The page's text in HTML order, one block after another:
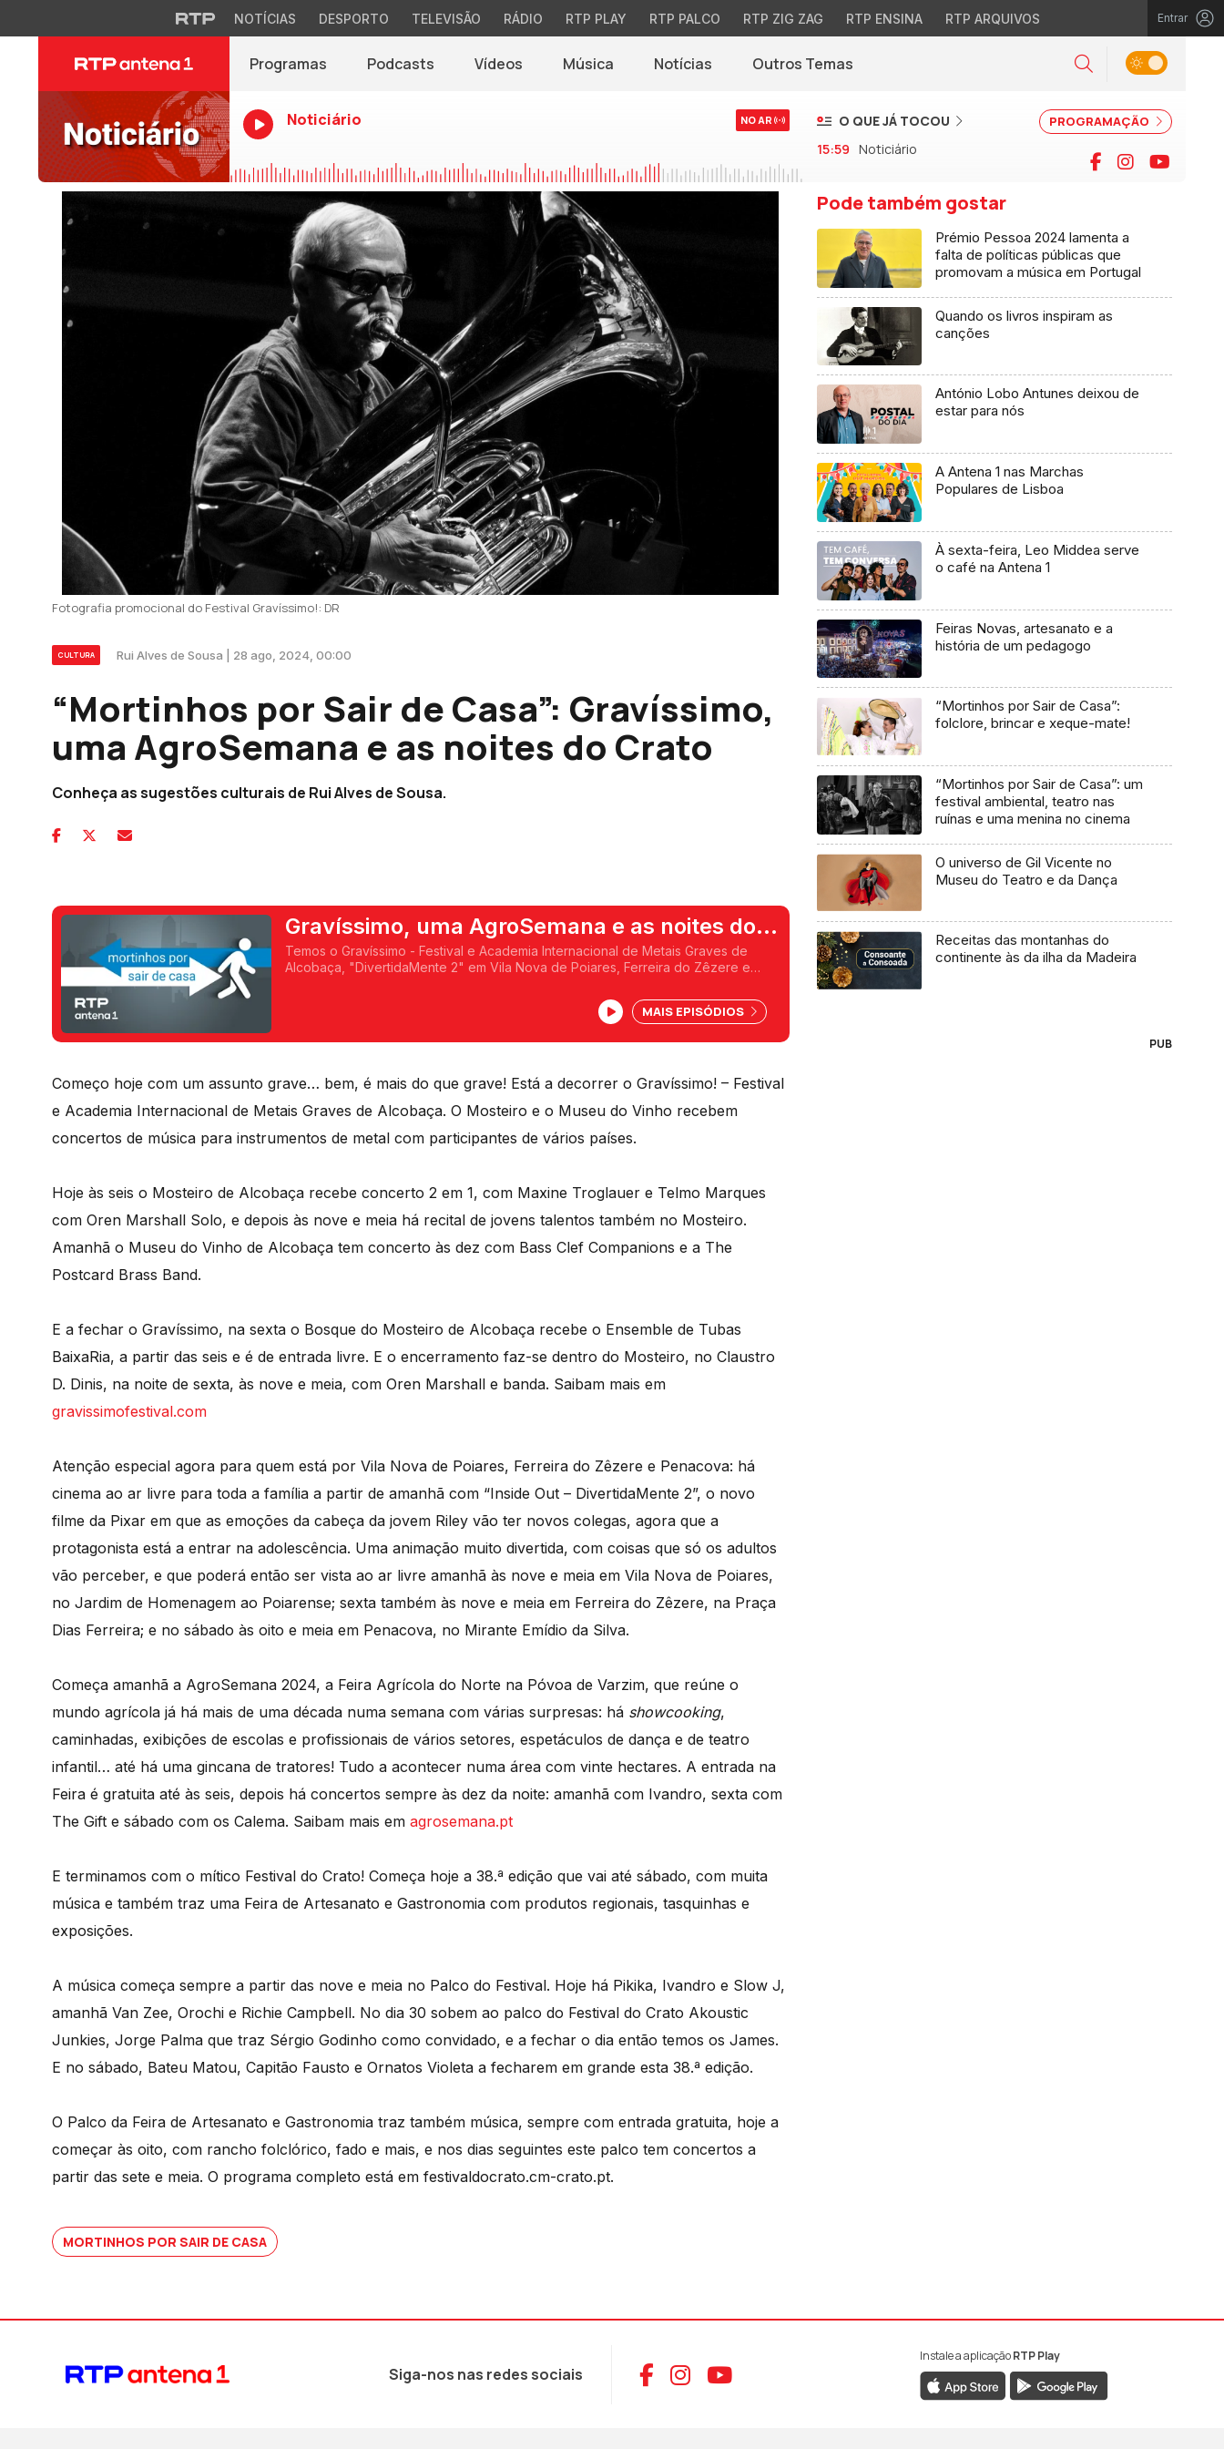
NOTÍCIAS DESPORTO TELEVISÃO RÁDIO RTP PLAY RTP PALCO RTP ZIG ZAG RTP ENSINA RTP ARQUIVOS Entrar
Programas Podcasts Vídeos Música Notícias(abre em nova janela)
Outros Temas Pesquisar
Alternar tema
Noticiário NO AR PROGRAMAÇÃO
O QUE JÁ TOCOU
15:59 Noticiário Facebook
Instagram
Fotografia promocional do Festival Gravíssimo!: DR
CULTURA Rui Alves de Sousa | 28 ago, 2024, 00:00
“Mortinhos por Sair de Casa”: Gravíssimo,
uma AgroSemana e as noites do Crato
Conheça as sugestões culturais de Rui Alves de Sousa.
Gravíssimo, uma AgroSemana e as noites do
Crato
Temos o Gravíssimo - Festival e Academia Internacional de Metais Graves de
Alcobaça, "DivertidaMente 2" em Vila Nova de Poiares, Ferreira do Zêzere e
MAIS EPISÓDIOS
Começo hoje com um assunto grave… bem, é mais do que grave! Está a decorrer o Gravíssimo! – Festival
e Academia Internacional de Metais Graves de Alcobaça. O Mosteiro e o Museu do Vinho recebem
concertos de música para instrumentos de metal com participantes de vários países.
Hoje às seis o Mosteiro de Alcobaça recebe concerto 2 em 1, com Maxine Troglauer e Telmo Marques
com Oren Marshall Solo, e depois às nove e meia há recital de jovens talentos também no Mosteiro.
Amanhã o Museu do Vinho de Alcobaça tem concerto às dez com Bass Clef Companions e a The
Postcard Brass Band.
E a fechar o Gravíssimo, na sexta o Bosque do Mosteiro de Alcobaça recebe o Ensemble de Tubas
BaixaRia, a partir das seis e é de entrada livre. E o encerramento faz-se dentro do Mosteiro, no Claustro
D. Dinis, na noite de sexta, às nove e meia, com Oren Marshall e banda. Saibam mais em
gravissimofestival.com
Atenção especial agora para quem está por Vila Nova de Poiares, Ferreira do Zêzere e Penacova: há
cinema ao ar livre para toda a família a partir de amanhã com “Inside Out – DivertidaMente 2”, o novo
filme da Pixar em que as emoções da cabeça da jovem Riley vão ter novos colegas, agora que a
protagonista está a entrar na adolescência. Uma animação muito divertida, com coisas que só os adultos
vão perceber, e que poderá então ser vista ao ar livre amanhã às nove e meia em Vila Nova de Poiares,
no Jardim de Homenagem ao Poiarense; sexta também às nove e meia em Ferreira do Zêzere, na Praça
Dias Ferreira; e no sábado às oito e meia em Penacova, no Mirante Emídio da Silva.
Começa amanhã a AgroSemana 2024, a Feira Agrícola do Norte na Póvoa de Varzim, que reúne o
mundo agrícola já há mais de uma década numa semana com várias surpresas: há showcooking,
caminhadas, exibições de escolas e profissionais de vários setores, espetáculos de dança e de teatro
infantil… até há uma gincana de tratores! Tudo a acontecer numa área com vinte hectares. A entrada na
Feira é gratuita até às seis, depois há concertos sempre às dez da noite: amanhã com Ivandro, sexta com
The Gift e sábado com os Calema. Saibam mais em agrosemana.pt
E terminamos com o mítico Festival do Crato! Começa hoje a 38.ª edição que vai até sábado, com muita
música e também traz uma Feira de Artesanato e Gastronomia com produtos regionais, tasquinhas e
exposições.
A música começa sempre a partir das nove e meia no Palco do Festival. Hoje há Pikika, Ivandro e Slow J,
amanhã Van Zee, Orochi e Richie Campbell. No dia 30 sobem ao palco do Festival do Crato Akoustic
Junkies, Jorge Palma que traz Sérgio Godinho como convidado, e a fechar o dia então temos os James.
E no sábado, Bateu Matou, Capitão Fausto e Ornatos Violeta a fecharem em grande esta 38.ª edição.
O Palco da Feira de Artesanato e Gastronomia traz também música, sempre com entrada gratuita, hoje a
começar às oito, com rancho folclórico, fado e mais, e nos dias seguintes este palco tem concertos a
partir das sete e meia. O programa completo está em festivaldocrato.cm-crato.pt.
MORTINHOS POR SAIR DE CASA
Pode também gostar
Prémio Pessoa 2024 lamenta a
falta de políticas públicas que
promovam a música em Portugal
Quando os livros inspiram as
canções
António Lobo Antunes deixou de
estar para nós
A Antena 1 nas Marchas
Populares de Lisboa
À sexta-feira, Leo Middea serve
o café na Antena 1
Feiras Novas, artesanato e a
história de um pedagogo
“Mortinhos por Sair de Casa”:
folclore, brincar e xeque-mate!
“Mortinhos por Sair de Casa”: um
festival ambiental, teatro nas
ruínas e uma menina no cinema
O universo de Gil Vicente no
Museu do Teatro e da Dança
Receitas das montanhas do
continente às da ilha da Madeira
PUB
Siga-nos nas redes sociais Aceder ao Facebook da RTP Antena 1
Aceder ao Instagram da RTP Antena 1
Aceder ao YouTube da RTP Antena 1
Instale a aplicaçãoRTP Play